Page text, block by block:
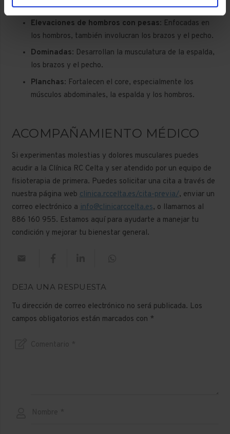
gemelos, trabajando toda la parte inferior del cuerpo.
Elevaciones de hombros con pesas: Enfocadas en
los hombros, también involucran los brazos y el pecho.
Dominadas: Desarrollan la musculatura de la espalda,
los brazos y el pecho.
Planchas: Fortalecen el core, especialmente los
músculos abdominales, la espalda y los hombros.
ACOMPAÑAMIENTO MÉDICO
Si experimentas molestias y dolores musculares puedes
acudir a la Clínica RC Celta y ser atendido por un equipo de
fisioterapia de primera. Puedes solicitar una cita a través de
nuestra página web clinica.rccelta.es/cita-previa/, enviar un
correo electrónico a info@clinicarccelta.es, o llamarnos al
886 160 955. Estamos aquí para ayudarte a manejar tu
condición y mejorar tu bienestar general.
DEJA UNA RESPUESTA
Tu dirección de correo electrónico no será publicada. Los
campos obligatorios están marcados con *